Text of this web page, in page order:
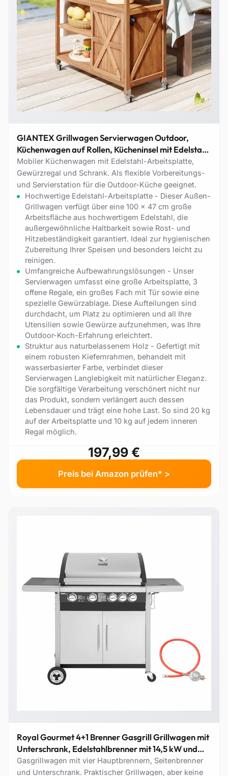
GIANTEX Grillwagen Servierwagen Outdoor,
Küchenwagen auf Rollen, Kücheninsel mit Edelstahl
Arbeitsplatte, Grill Beistelltisch mit Gewürzregal &
Schrank & Handtuchhalter, BBQ
Grillwagen,118x47x92 cm
Mobiler Küchenwagen mit Edelstahl-Arbeitsplatte,
Gewürzregal und Schrank. Als flexible Vorbereitungs-
und Servierstation für die Outdoor-Küche geeignet.
Hochwertige Edelstahl-Arbeitsplatte - Dieser Außen-
Grillwagen verfügt über eine 100 x 47 cm große
Arbeitsfläche aus hochwertigem Edelstahl, die
außergewöhnliche Haltbarkeit sowie Rost- und
Hitzebeständigkeit garantiert. Ideal zur hygienischen
Zubereitung Ihrer Speisen und besonders leicht zu
reinigen.
Umfangreiche Aufbewahrungslösungen - Unser
Servierwagen umfasst eine große Arbeitsplatte, 3
offene Regale, ein großes Fach mit Tür sowie eine
spezielle Gewürzablage. Diese Aufteilungen sind
durchdacht, um Platz zu optimieren und all Ihre
Utensilien sowie Gewürze aufzunehmen, was Ihre
Outdoor-Koch-Erfahrung erleichtert.
Struktur aus naturbelassenem Holz - Gefertigt mit
einem robusten Kiefernrahmen, behandelt mit
wasserbasierter Farbe, verbindet dieser
Servierwagen Langlebigkeit mit natürlicher Eleganz.
Die sorgfältige Verarbeitung verschönert nicht nur
das Produkt, sondern verlängert auch dessen
Lebensdauer und trägt eine hohe Last. So sind 20 kg
auf der Arbeitsplatte und 10 kg auf jedem inneren
Regal möglich.
197,99 €
Preis bei Amazon prüfen* >
Royal Gourmet 4+1 Brenner Gasgrill Grillwagen mit
Unterschrank, Edelstahlbrenner mit 14,5 kW und
automatischer Zündung Campinggrill mit
Seitenbrenner Silber
Gasgrillwagen mit vier Hauptbrennern, Seitenbrenner
und Unterschrank. Praktischer Grillwagen, aber keine